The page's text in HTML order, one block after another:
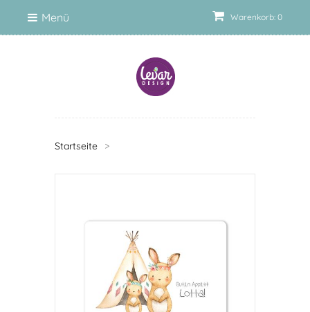
Warenkorb: 0
Menü
Startseite >